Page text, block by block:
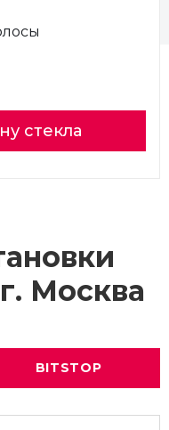
стекла
Москва
BITSTOP